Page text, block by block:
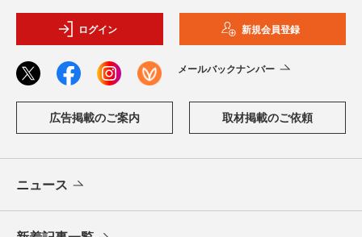
ログイン 新規会員登録
メールバックナンバー
広告掲載のご案内 取材掲載のご依頼
ニュース